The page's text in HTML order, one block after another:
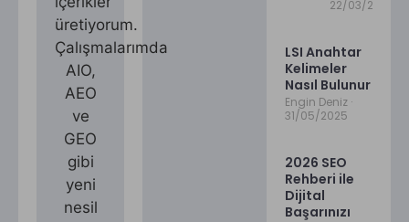
üretiyorum.
Çalışmalarımda
AIO,
AEO
ve
GEO
gibi
yeni
nesil
22/03/2026
LSI Anahtar
Kelimeler
Nasıl Bulunur
Engin Deniz
31/05/2025
2026 SEO
Rehberi ile
Dijital
Başarınızı